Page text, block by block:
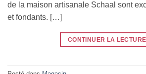
de la maison artisanale Schaal sont
et fondants. […]
CONTINUER LA LECTURE